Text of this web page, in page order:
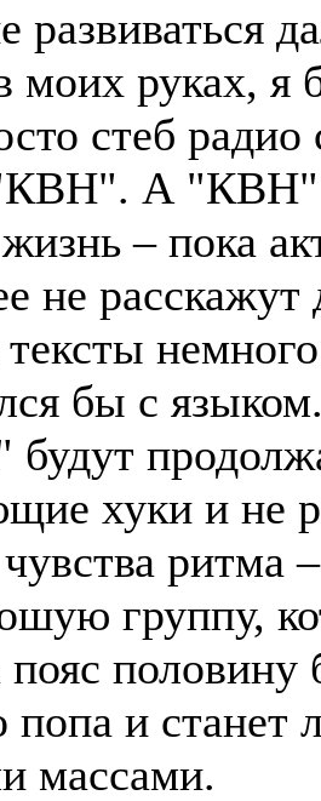
развиваться
моих руках, я
стеб радио
А "КВН"
– пока
не
бы с
хуки и не
ритма
группу,
пояс половину
попа и станет
массами.